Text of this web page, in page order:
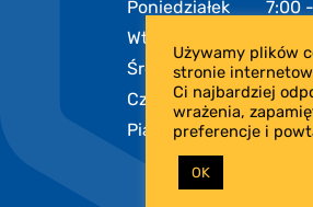
Używamy plików
stronie
Ci najbardziej
wrażenia,
preferencje i
OK
Poniedziałek
7:00
Wtorek
Środa
7:00
Czwartek
7:00
Piątek
7:00